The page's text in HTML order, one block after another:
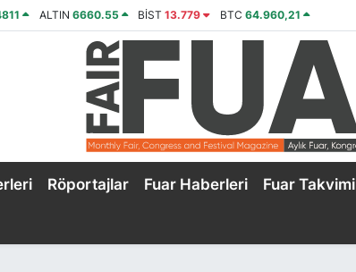
ALTIN 6660.55 BİST13.779 BTC 64.960,21
Röportajlar Fuar Haberleri Fuar Takvimi